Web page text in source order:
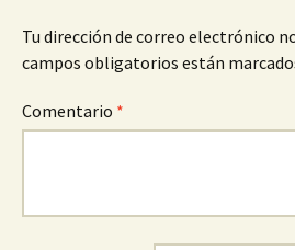
Tu dirección de correo electrónico
campos obligatorios están
Comentario *